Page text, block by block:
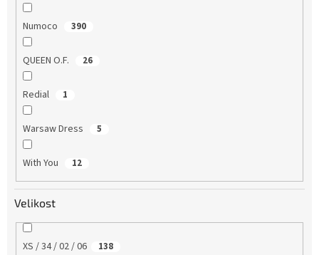
Numoco 390
QUEEN O.F. 26
Redial 1
Warsaw Dress 5
With You 12
Velikost
XS / 34 / 02 / 06 138